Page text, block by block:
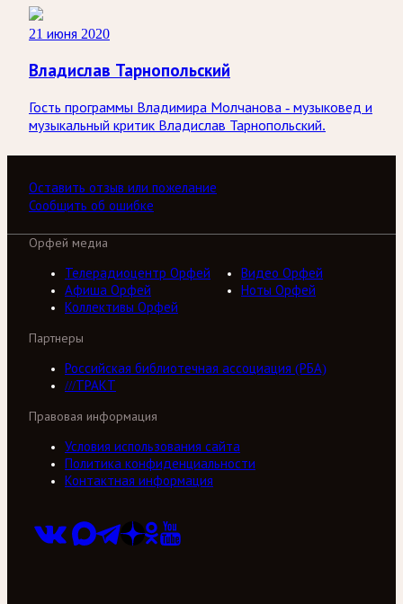
21 июня 2020
Владислав Тарнопольский
Гость программы Владимира Молчанова - музыковед и
музыкальный критик Владислав Тарнопольский.
Оставить отзыв или пожелание
Сообщить об ошибке
Орфей медиа
Телерадиоцентр Орфей
Видео Орфей
Афиша Орфей
Ноты Орфей
Коллективы Орфей
Партнеры
Российская библиотечная ассоциация (РБА)
///ТРАКТ
Правовая информация
Условия использования сайта
Политика конфиденциальности
Контактная информация